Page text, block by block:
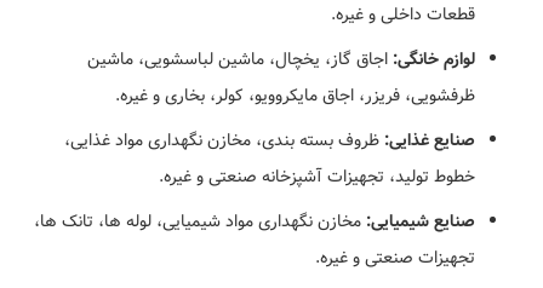
قطعات داخلی و غیره.
لوازم خانگی: اجاق گاز، یخچال، ماشین لباسشویی، ماشین
ظرفشویی، فریزر، اجاق مایکروویو، کولر، بخاری و غیره.
صنایع غذایی: ظروف بسته بندی، مخازن نگهداری مواد غذایی،
خطوط تولید، تجهیزات آشپزخانه صنعتی و غیره.
صنایع شیمیایی: مخازن نگهداری مواد شیمیایی، لوله ها، تانک ها،
تجهیزات صنعتی و غیره.